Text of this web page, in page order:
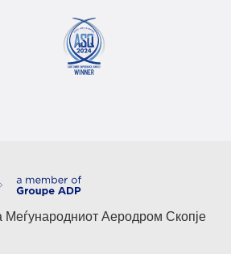
Меѓународниот Аеродром Скопје